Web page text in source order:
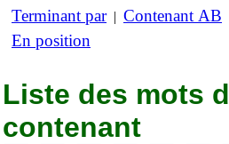
Terminant par| Contenant AB
En position
Liste des mots
contenant